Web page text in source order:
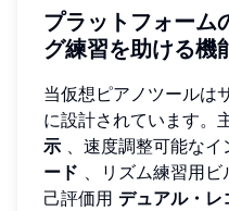
プラットフォーム
グ練習を助ける機
当仮想ピアノツールは
に設計されています。
示 、速度調整可能な
ード 、リズム練習用ビ
己評価用 デュアル・レ